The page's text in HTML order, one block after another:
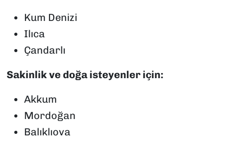
Kum Denizi
Ilıca
Çandarlı
Sakinlik ve doğa isteyenler için:
Akkum
Mordoğan
Balıklıova